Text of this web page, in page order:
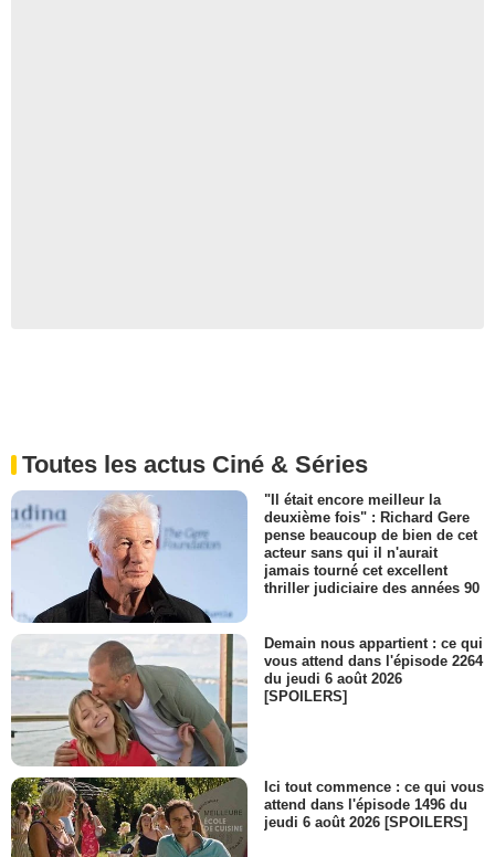
Toutes les actus Ciné & Séries
"Il était encore meilleur la
deuxième fois" : Richard Gere
pense beaucoup de bien de cet
acteur sans qui il n'aurait
jamais tourné cet excellent
thriller judiciaire des années 90
Demain nous appartient : ce qui
vous attend dans l'épisode 2264
du jeudi 6 août 2026
[SPOILERS]
Ici tout commence : ce qui vous
attend dans l'épisode 1496 du
jeudi 6 août 2026 [SPOILERS]